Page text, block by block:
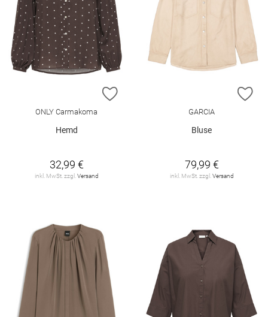
ZUR WUNSCHLISTE HINZUFÜGEN
ONLY Carmakoma
Hemd
32,99 €
inkl. MwSt. zzgl.Versand
GARCIA
Bluse
79,99 €
inkl. MwSt. zzgl.Versand